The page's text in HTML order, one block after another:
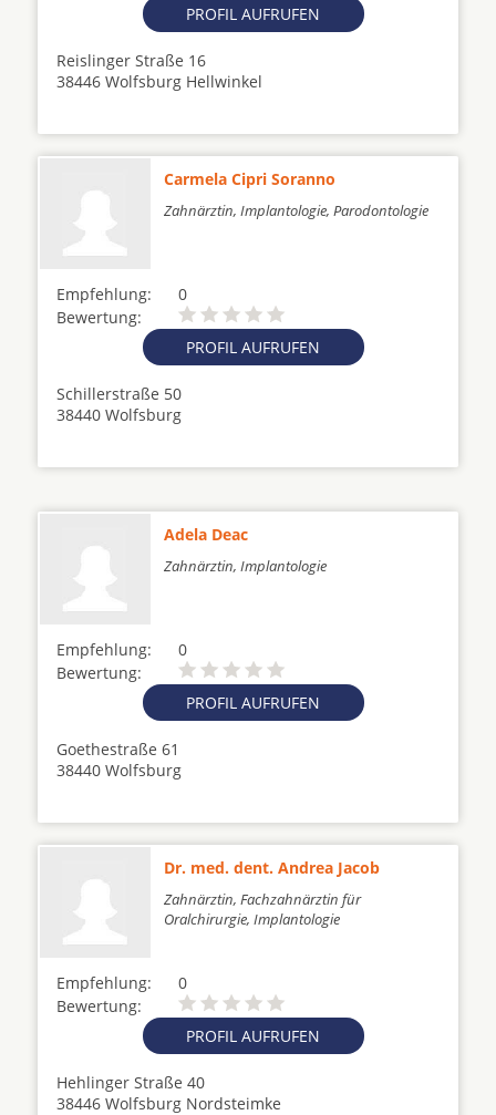
PROFIL AUFRUFEN
Reislinger Straße 16
38446 Wolfsburg Hellwinkel
Carmela Cipri Soranno
Zahnärztin, Implantologie, Parodontologie
Empfehlung:
0
Bewertung:
PROFIL AUFRUFEN
Schillerstraße 50
38440 Wolfsburg
Adela Deac
Zahnärztin, Implantologie
Empfehlung:
0
Bewertung:
PROFIL AUFRUFEN
Goethestraße 61
38440 Wolfsburg
Dr. med. dent. Andrea Jacob
Zahnärztin, Fachzahnärztin für
Oralchirurgie, Implantologie
Empfehlung:
0
Bewertung:
PROFIL AUFRUFEN
Hehlinger Straße 40
38446 Wolfsburg Nordsteimke